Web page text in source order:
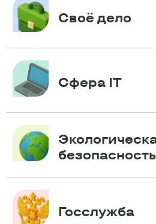
Своё дело
Сфера IT
безопасность
Госслужба